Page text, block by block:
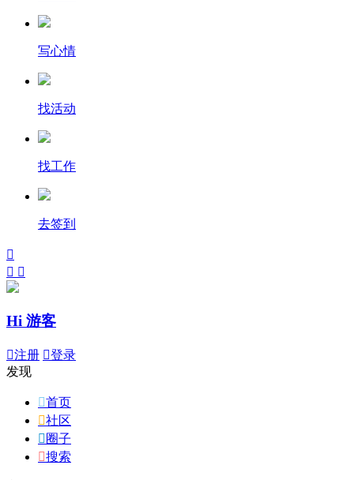
写心情
找活动
找工作
去签到

 
Hi 游客
注册 登录
发现
首页
社区
 圈子
搜索